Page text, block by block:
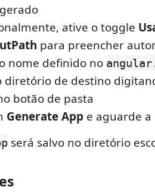
ative o toggle
para preencher
nome definido no
diretório de destino
botão de pasta
Generate App e aguarde a
será salvo no diretório